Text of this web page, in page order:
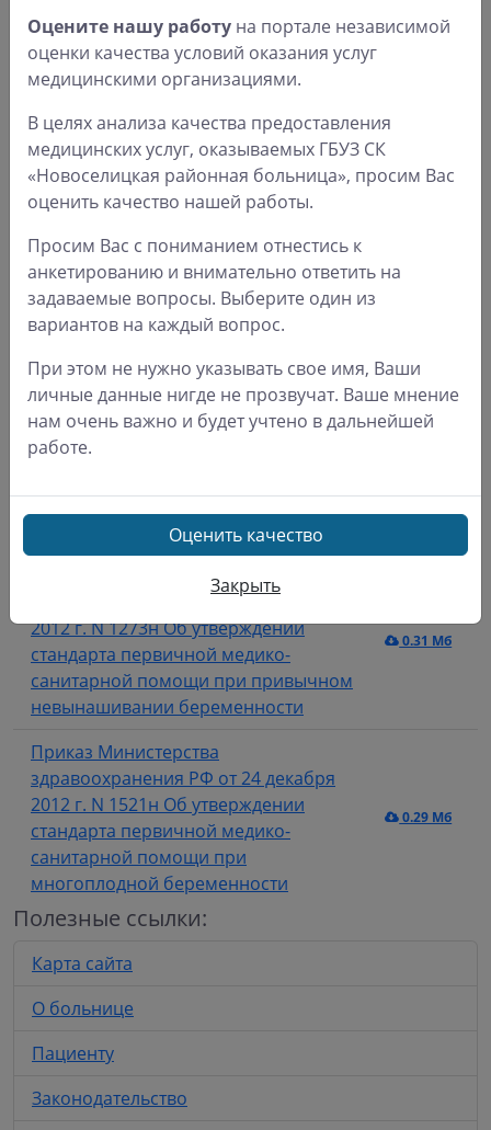
помощи при самопроизвольном
прерывании беременности
здравоохранения РФ от 7 ноября 2012
г. N 592н Об утверждении стандарта
специализированной медицинской
помощи при преждевременных родах
Приказ Министерства
здравоохранения РФ от 7 ноября 2012
г. N 593н Об утверждении стандарта
специализированной медицинской
Приказ Министерства
здравоохранения РФ от 9 ноября 2012
г. N 867н Об утверждении стандарта
помощи беременным женщинам при
резус-иммунизации
Приказ Министерства
здравоохранения РФ от 20 декабря
2012 г. N 1273н Об утверждении
стандарта первичной медико-
санитарной помощи при привычном
невынашивании беременности
0.31 Мб
Приказ Министерства
здравоохранения РФ от 24 декабря
2012 г. N 1521н Об утверждении
стандарта первичной медико-
санитарной помощи при
многоплодной беременности
0.29 Мб
Полезные ссылки:
Карта сайта
О больнице
Пациенту
Законодательство
Оцените нашу работу на портале независимой
оценки качества условий оказания услуг
медицинскими организациями.
В целях анализа качества предоставления
медицинских услуг, оказываемых ГБУЗ СК
«Новоселицкая районная больница», просим Вас
оценить качество нашей работы.
Просим Вас с пониманием отнестись к
анкетированию и внимательно ответить на
задаваемые вопросы. Выберите один из
вариантов на каждый вопрос.
При этом не нужно указывать свое имя, Ваши
личные данные нигде не прозвучат. Ваше мнение
нам очень важно и будет учтено в дальнейшей
работе.
Оценить качество
Закрыть